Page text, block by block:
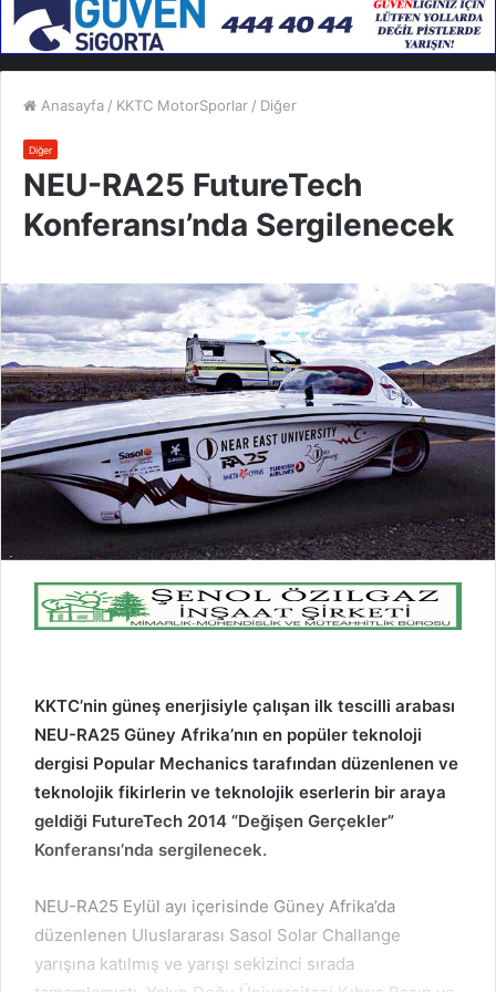
Anasayfa / KKTC MotorSporlar / Diğer
Diğer
NEU-RA25 FutureTech
Konferansı’nda Sergilenecek
KKTC’nin güneş enerjisiyle çalışan ilk tescilli arabası
NEU-RA25 Güney Afrika’nın en popüler teknoloji
dergisi Popular Mechanics tarafından düzenlenen ve
teknolojik fikirlerin ve teknolojik eserlerin bir araya
geldiği FutureTech 2014 “Değişen Gerçekler”
Konferansı’nda sergilenecek.
NEU-RA25 Eylül ayı içerisinde Güney Afrika’da
düzenlenen Uluslararası Sasol Solar Challange
yarışına katılmış ve yarışı sekizinci sırada